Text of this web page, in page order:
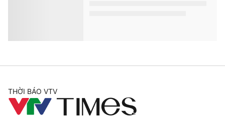
THỜI BÁO VTV